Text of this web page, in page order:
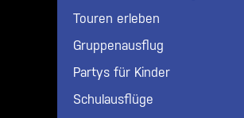
H20 Lounge Cafe
Büroflächen
Omen Gaming Club
Predator Spielzimmer
Kongress
Esports-Live-Turnier
Gala / Party
Spielstart
Touren erleben
Gruppenausflug
Partys für Kinder
Schulausflüge